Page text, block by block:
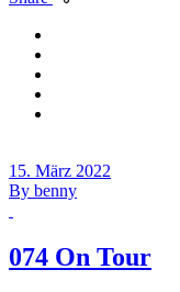
15. März 2022
By benny
074 On Tour